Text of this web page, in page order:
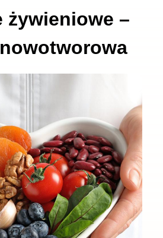
żywieniowe –